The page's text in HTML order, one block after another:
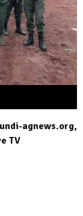
agnews.org,
TV